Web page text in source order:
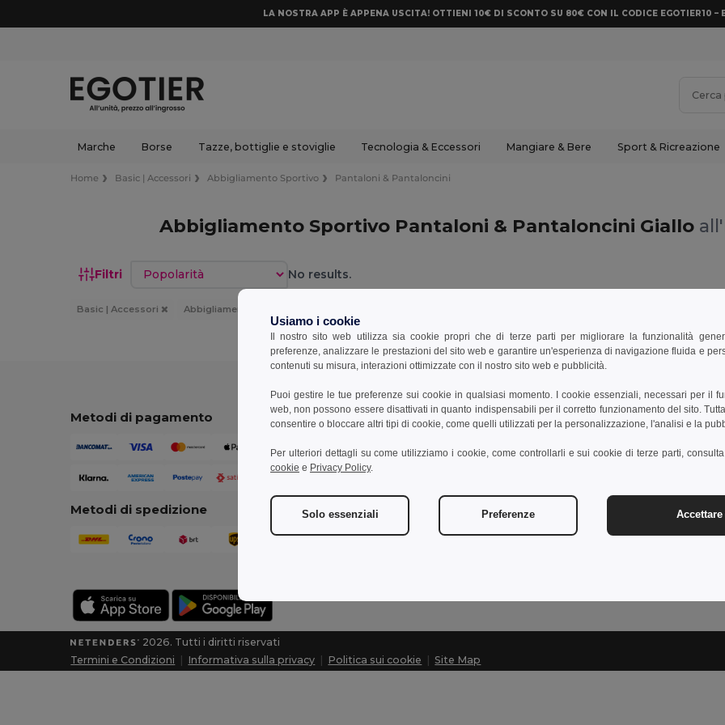
LA NOSTRA APP È APPENA USCITA! OTTIENI 10€ DI SCONTO SU 80€ CON IL CODICE EGOTIER10 –
Marche Borse Tazze, bottiglie e stoviglie Tecnologia & Eccessori Mangiare & Bere Sport & Ricreazione
Home Basic | Accessori Abbigliamento Sportivo Pantaloni & Pantaloncini
Abbigliamento Sportivo Pantaloni & Pantaloncini Giallo
Filtri Ordina per No results.
Basic | Accessori Abbigliamento Sportivo
Metodi di pagamento
Metodi di spedizione
Contattaci
Cliente
Vendite
vendite@egotier.it
2026. Tutti i diritti riservati
Termini e Condizioni
Informativa sulla privacy Politica sui cookie |Site Map
Usiamo i cookie
Il nostro sito web utilizza sia cookie propri che di terze parti per migliorare la funzionalità
preferenze, analizzare le prestazioni del sito web e garantire un'esperienza di navigazione fluida e
contenuti su misura, interazioni ottimizzate con il nostro sito web e pubblicità.
Puoi gestire le tue preferenze sui cookie in qualsiasi momento. I cookie essenziali, necessari per il
web, non possono essere disattivati in quanto indispensabili per il corretto funzionamento del sito.
consentire o bloccare altri tipi di cookie, come quelli utilizzati per la personalizzazione, l'analisi e la
Per ulteriori dettagli su come utilizziamo i cookie, come controllarli e sui cookie di terze parti,
cookie e Privacy Policy.
Solo essenziali Preferenze